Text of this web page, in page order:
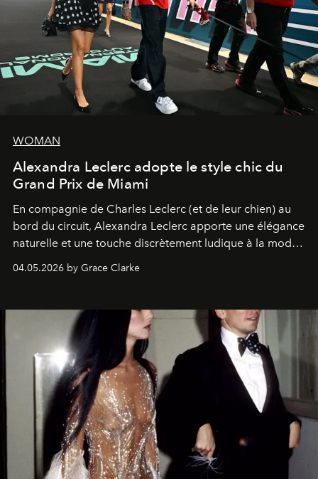
WOMAN
Alexandra Leclerc adopte le style chic du
Grand Prix de Miami
En compagnie de Charles Leclerc (et de leur chien) au
bord du circuit, Alexandra Leclerc apporte une élégance
naturelle et une touche discrètement ludique à la mode
de la Formule 1.
04.05.2026 by Grace Clarke